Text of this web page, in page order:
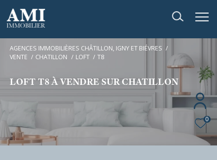
0
AGENCES IMMOBILIÈRES CHÂTILLON, IGNY ET BIÉVRES
VENTE
CHATILLON LOFT T8
LOFT T8 À VENDRE SUR CHATILLON